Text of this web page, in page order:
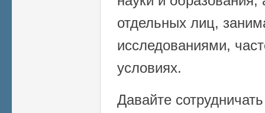
отдельных лиц,
исследованиями,
условиях.
Давайте